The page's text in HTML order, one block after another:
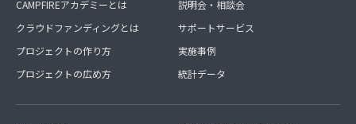
CAMPFIREアカデミーとは
クラウドファンディングとは
プロジェクトの作り方
プロジェクトの広め方
説明会・相談会
サポートサービス
実施事例
統計データ